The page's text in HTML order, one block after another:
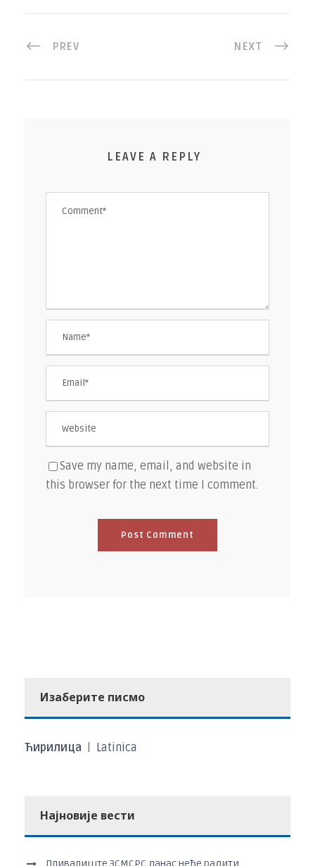
PREV NEXT
LEAVE A REPLY
Save my name, email, and website in
this browser for the next time I comment.
Изаберите писмо
Ћирилица Latinica
Најновије вести